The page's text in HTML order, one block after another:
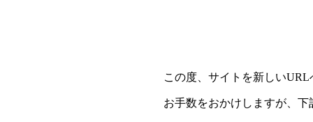
この度、サイトを新しい
お手数をおかけしますが、